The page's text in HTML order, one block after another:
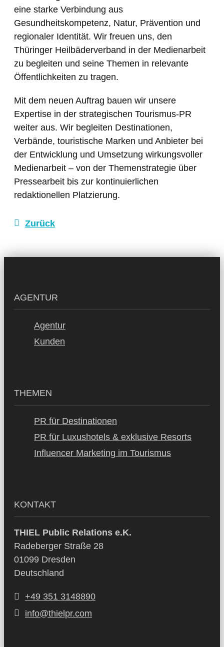
eine starke Verbindung aus
Gesundheitskompetenz, Natur, Prävention und
regionaler Identität. Wir freuen uns, den
Thüringer Heilbäderverband in der Medienarbeit
zu begleiten und seine Themen in relevante
Öffentlichkeiten zu tragen.
Mit dem neuen Auftrag bauen wir unsere
Expertise in der strategischen Tourismus-PR
weiter aus. Wir begleiten Destinationen,
Verbände, touristische Marken und Anbieter bei
der Entwicklung und Umsetzung wirkungsvoller
Medienarbeit – von der Themenstrategie über
Pressearbeit bis zur kontinuierlichen
redaktionellen Platzierung.
Zurück
AGENTUR
Agentur
Kunden
THEMEN
PR für Destinationen
PR für Luxushotels & exklusive Resorts
Influencer Marketing im Tourismus
KONTAKT
THIEL Public Relations e.K.
Radeberger Straße 28
01099 Dresden
Deutschland
+49 351 3148890
info@thielpr.com